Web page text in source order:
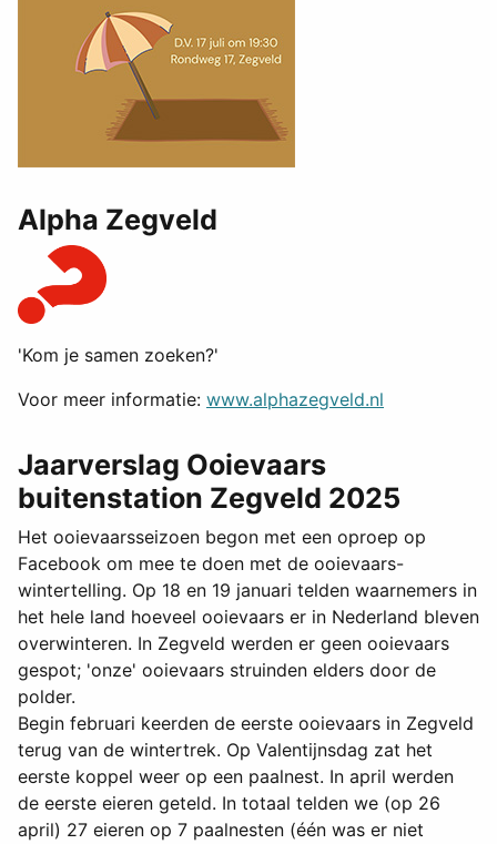
Alpha Zegveld
'Kom je samen zoeken?'
Voor meer informatie: www.alphazegveld.nl
Jaarverslag Ooievaars
buitenstation Zegveld 2025
Het ooievaarsseizoen begon met een oproep op
Facebook om mee te doen met de ooievaars-
wintertelling. Op 18 en 19 januari telden waarnemers in
het hele land hoeveel ooievaars er in Nederland bleven
overwinteren. In Zegveld werden er geen ooievaars
gespot; 'onze' ooievaars struinden elders door de
polder.
Begin februari keerden de eerste ooievaars in Zegveld
terug van de wintertrek. Op Valentijnsdag zat het
eerste koppel weer op een paalnest. In april werden
de eerste eieren geteld. In totaal telden we (op 26
april) 27 eieren op 7 paalnesten (één was er niet